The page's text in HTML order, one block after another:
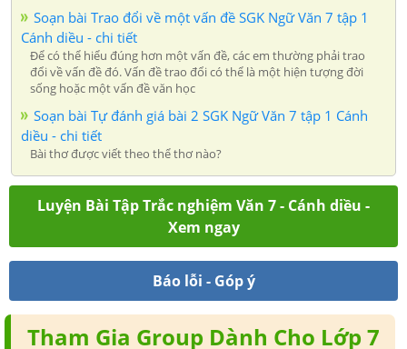
Soạn bài Trao đổi về một vấn đề SGK Ngữ Văn 7 tập 1
Cánh diều - chi tiết
Để có thể hiểu đúng hơn một vấn đề, các em thường phải trao
đổi về vấn đề đó. Vấn đề trao đổi có thể là một hiện tượng đời
sống hoặc một vấn đề văn học
Soạn bài Tự đánh giá bài 2 SGK Ngữ Văn 7 tập 1 Cánh
diều - chi tiết
Bài thơ được viết theo thể thơ nào?
Luyện Bài Tập Trắc nghiệm Văn 7 - Cánh diều -
Xem ngay
Báo lỗi - Góp ý
Tham Gia Group Dành Cho Lớp 7